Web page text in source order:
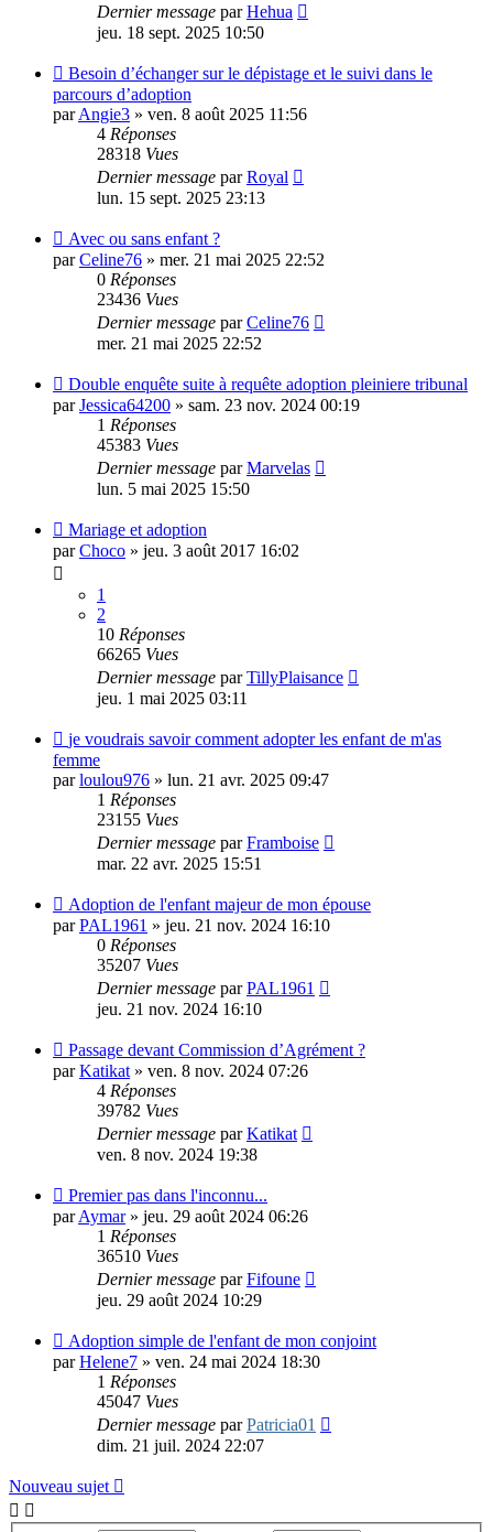
Dernier message parHehua
jeu. 18 sept. 2025 10:50
Besoin d’échanger sur le dépistage et le suivi dans le
parcours d’adoption
parAngie3 » ven. 8 août 2025 11:56
4 Réponses
28318 Vues
Dernier message parRoyal
lun. 15 sept. 2025 23:13
Avec ou sans enfant ?
parCeline76 » mer. 21 mai 2025 22:52
0 Réponses
23436 Vues
Dernier message parCeline76
mer. 21 mai 2025 22:52
Double enquête suite à requête adoption pleiniere tribunal
parJessica64200 » sam. 23 nov. 2024 00:19
1 Réponses
45383 Vues
Dernier message parMarvelas
lun. 5 mai 2025 15:50
Mariage et adoption
parChoco » jeu. 3 août 2017 16:02
1
2
10 Réponses
66265 Vues
Dernier message parTillyPlaisance
jeu. 1 mai 2025 03:11
je voudrais savoir comment adopter les enfant de m'as
femme
parloulou976 » lun. 21 avr. 2025 09:47
1 Réponses
23155 Vues
Dernier message parFramboise
mar. 22 avr. 2025 15:51
Adoption de l'enfant majeur de mon épouse
parPAL1961 » jeu. 21 nov. 2024 16:10
0 Réponses
35207 Vues
Dernier message parPAL1961
jeu. 21 nov. 2024 16:10
Passage devant Commission d’Agrément ?
parKatikat » ven. 8 nov. 2024 07:26
4 Réponses
39782 Vues
Dernier message parKatikat
ven. 8 nov. 2024 19:38
Premier pas dans l'inconnu...
parAymar» jeu. 29 août 2024 06:26
1 Réponses
36510 Vues
Dernier message parFifoune
jeu. 29 août 2024 10:29
Adoption simple de l'enfant de mon conjoint
parHelene7 » ven. 24 mai 2024 18:30
1 Réponses
45047 Vues
Dernier message parPatricia01
dim. 21 juil. 2024 22:07
Nouveau sujet